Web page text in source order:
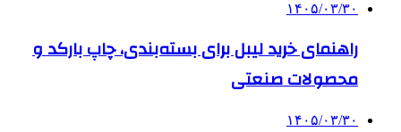
۱۴۰۵/۰۳/۳۰
راهنمای خرید لیبل برای بسته‌بندی، چاپ بارکد و
محصولات صنعتی
۱۴۰۵/۰۳/۳۰